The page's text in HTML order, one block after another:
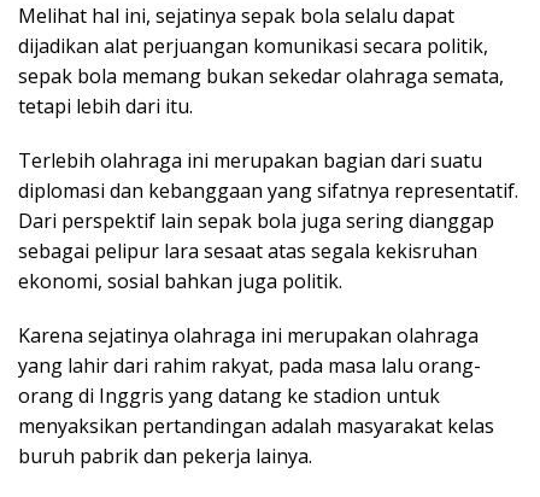
Melihat hal ini, sejatinya sepak bola selalu dapat
dijadikan alat perjuangan komunikasi secara politik,
sepak bola memang bukan sekedar olahraga semata,
tetapi lebih dari itu.
Terlebih olahraga ini merupakan bagian dari suatu
diplomasi dan kebanggaan yang sifatnya representatif.
Dari perspektif lain sepak bola juga sering dianggap
sebagai pelipur lara sesaat atas segala kekisruhan
ekonomi, sosial bahkan juga politik.
Karena sejatinya olahraga ini merupakan olahraga
yang lahir dari rahim rakyat, pada masa lalu orang-
orang di Inggris yang datang ke stadion untuk
menyaksikan pertandingan adalah masyarakat kelas
buruh pabrik dan pekerja lainya.